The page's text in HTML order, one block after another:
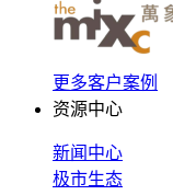
更多客户案例
资源中心
新闻中心
极市生态